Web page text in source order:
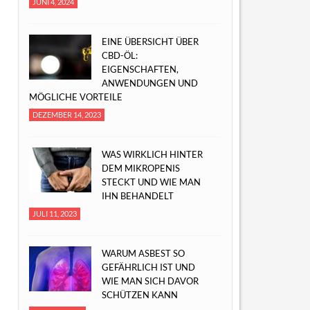
EINE ÜBERSICHT ÜBER
CBD-ÖL:
EIGENSCHAFTEN,
ANWENDUNGEN UND
MÖGLICHE VORTEILE
DEZEMBER 14, 2023
WAS WIRKLICH HINTER
DEM MIKROPENIS
STECKT UND WIE MAN
IHN BEHANDELT
JULI 11, 2023
WARUM ASBEST SO
GEFÄHRLICH IST UND
WIE MAN SICH DAVOR
SCHÜTZEN KANN